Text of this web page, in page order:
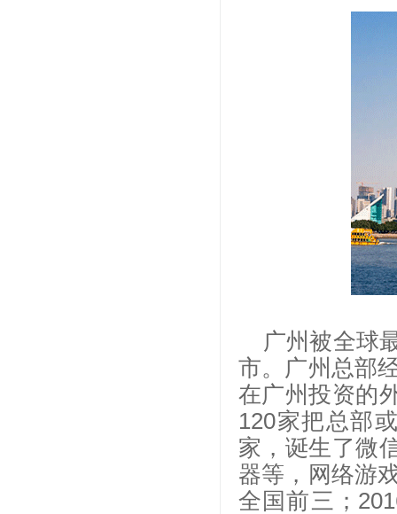
广州被全球
市。广州总部
在广州投资的
120家把总部
家，诞生了微
器等，网络游
全国前三；